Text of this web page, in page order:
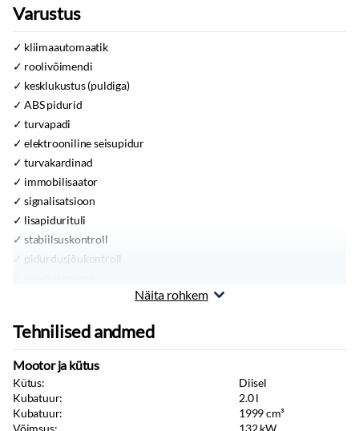
Varustus
kliimaautomaatik
roolivõimendi
kesklukustus (puldiga)
ABS pidurid
turvapadi
elektrooniline seisupidur
turvakardinad
immobilisaator
signalisatsioon
lisapidurituli
stabiilsuskontroll
pidurdusjõukontroll
udutuled
Xenon
LED
esitulede pesurid
Näita rohkem
Tehnilised andmed
Mootor ja kütus
Kütus:
Diisel
Kubatuur:
2.0l
Kubatuur:
1999cm³
Võimsus:
132kW